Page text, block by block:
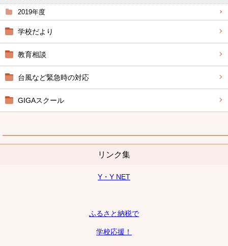
2019年度
学校だより
教育相談
台風など緊急時の対応
GIGAスクール
リンク集
Y・Y NET
ふるさと納税で
学校応援！